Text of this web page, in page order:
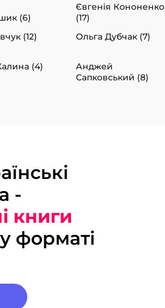
(6)
Євгенія Кононенко
(17)
(12) Ольга Дубчак (7)
(4)
Анджей
Сапковський (8)
-
книги
форматі